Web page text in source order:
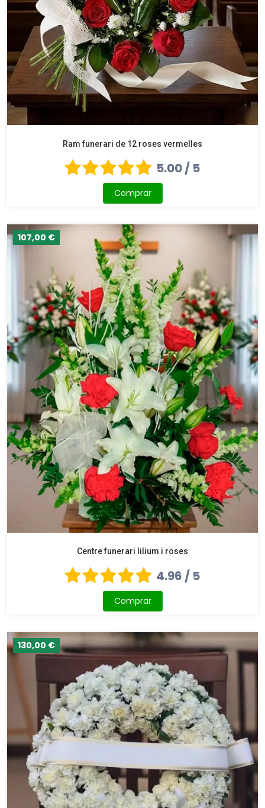
Ram funerari de 12 roses vermelles
5.00 / 5
Comprar
107,00 €
Centre funerari lilium i roses
4.96 / 5
Comprar
130,00 €